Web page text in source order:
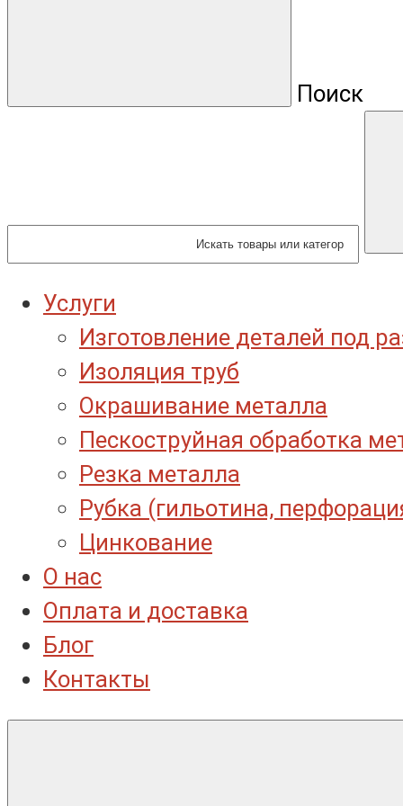
Поиск
Услуги
Изготовление деталей под
Изоляция труб
Окрашивание металла
Пескоструйная обработка
Резка металла
Рубка (гильотина,
Цинкование
О нас
Оплата и доставка
Блог
Контакты